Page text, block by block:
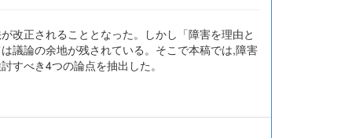
改正されることとなった。しかし「障害を理由と
議論の余地が残されている。そこで本稿では,障害
すべき4つの論点を抽出した。